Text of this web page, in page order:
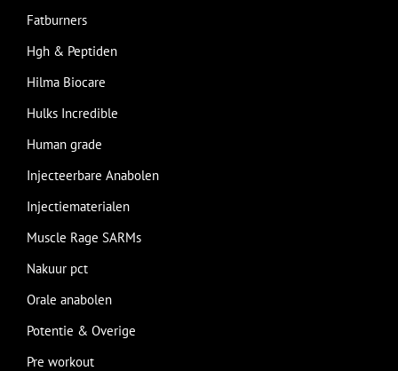
Fatburners
Hgh & Peptiden
Hilma Biocare
Hulks Incredible
Human grade
Injecteerbare Anabolen
Injectiematerialen
Muscle Rage SARMs
Nakuur pct
Orale anabolen
Potentie & Overige
Pre workout